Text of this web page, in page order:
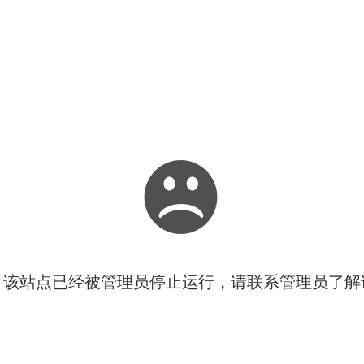
站点已经被管理员停止运行，请联系管理员了